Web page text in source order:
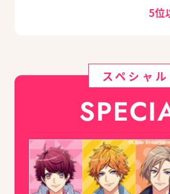
5位
スペシャル